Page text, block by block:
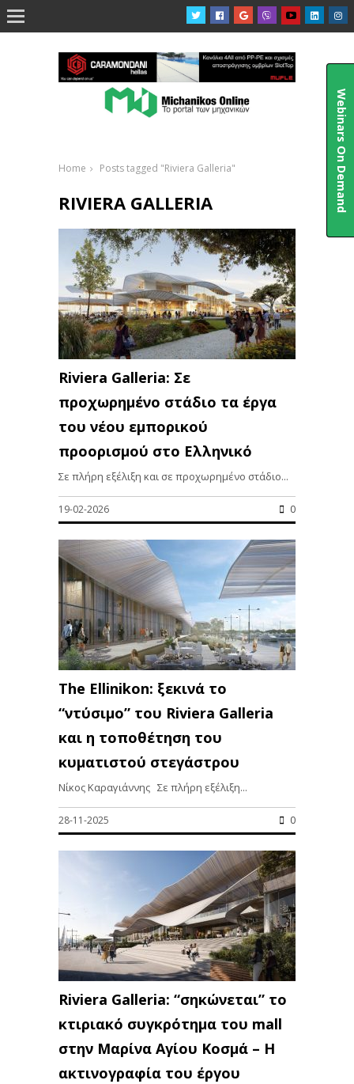

Home Posts tagged "Riviera Galleria"
RIVIERA GALLERIA
Riviera Galleria: Σε
προχωρημένο στάδιο τα έργα
του νέου εμπορικού
προορισμού στο Ελληνικό
Σε πλήρη εξέλιξη και σε προχωρημένο στάδιο...
19-02-2026 0
The Ellinikon: ξεκινά το
“ντύσιμο” του Riviera Galleria
και η τοποθέτηση του
κυματιστού στεγάστρου
Νίκος Καραγιάννης Σε πλήρη εξέλιξη...
28-11-2025 0
Riviera Galleria: “σηκώνεται” το
κτιριακό συγκρότημα του mall
στην Μαρίνα Αγίου Κοσμά – Η
ακτινογραφία του έργου
Webinars On Demand